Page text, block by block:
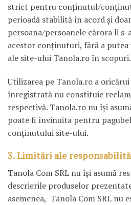
strict pentru conţinutul/
perioadă stabilită în acord şi
persoana/persoanele cărora li
acestor conţinuturi, fără a
ale site-ului Tanola.ro în scopuri.
Utilizarea pe Tanola.ro a
înregistrată nu constituie
respectivă. Tanola.ro nu îşi
poate fi învinuita pentru
conţinutului site-ului.
3. Limitări ale
Tanola Com SRL nu îşi asumă
descrierile produselor
asemenea, Tanola Com SRL nu